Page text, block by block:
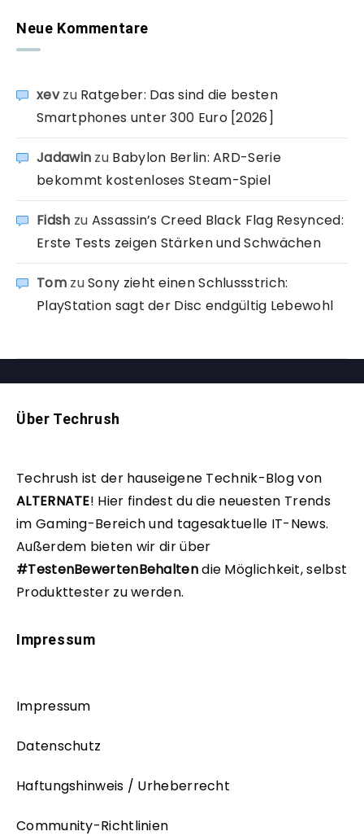
Neue Kommentare
xevzu Ratgeber: Das sind die besten
Smartphones unter 300 Euro [2026]
Jadawin zu Babylon Berlin: ARD-Serie
bekommt kostenloses Steam-Spiel
Fidsh zu Assassin’s Creed Black Flag Resynced:
Erste Tests zeigen Stärken und Schwächen
TomzuSony zieht einen Schlussstrich:
PlayStation sagt der Disc endgültig Lebewohl
Über Techrush
Techrush ist der hauseigene Technik-Blog von
ALTERNATE! Hier findest du die neuesten Trends
im Gaming-Bereich und tagesaktuelle IT-News.
Außerdem bieten wir dir über
#TestenBewertenBehaltendie Möglichkeit, selbst
Produkttester zu werden.
Impressum
Impressum
Datenschutz
Haftungshinweis / Urheberrecht
Community-Richtlinien